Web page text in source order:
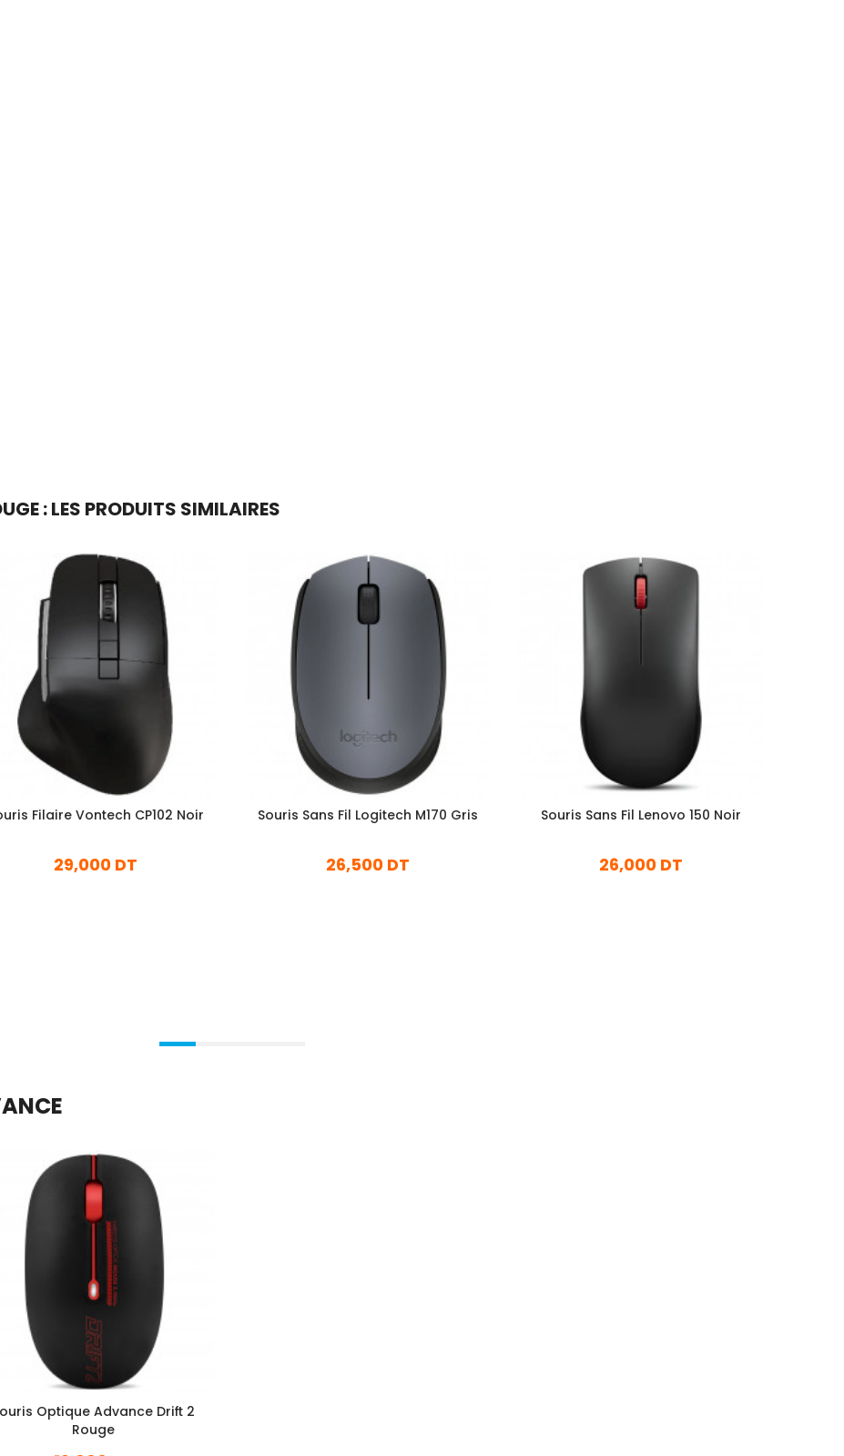
: LES PRODUITS SIMILAIRES
Filaire Vontech CP102 Noir
29,000 DT
Souris Sans Fil Logitech M170 Gris
26,500 DT
Souris Sans Fil Lenovo 150 Noir
26,000 DT
Optique Advance Drift 2
Rouge